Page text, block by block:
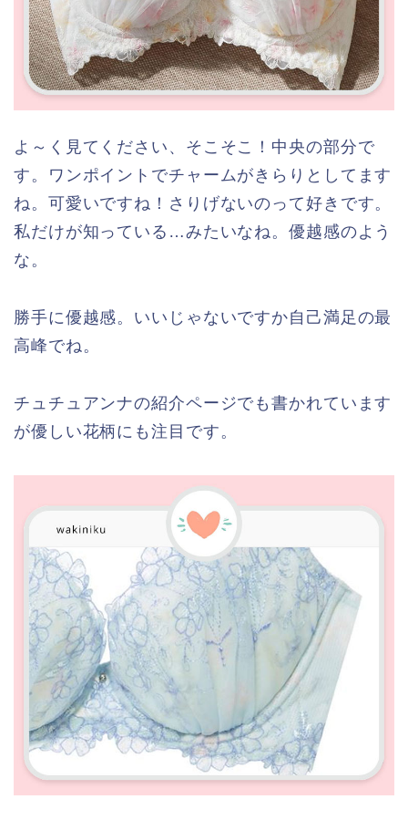
よ～く見てください、そこそこ！中央の部分で
す。ワンポイントでチャームがきらりとしてます
ね。可愛いですね！さりげないのって好きです。
私だけが知っている…みたいなね。優越感のよう
な。
勝手に優越感。いいじゃないですか自己満足の最
高峰でね。
チュチュアンナの紹介ページでも書かれています
が優しい花柄にも注目です。